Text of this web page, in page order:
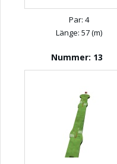
Par: 4
Länge: 57 (m)
Nummer: 13